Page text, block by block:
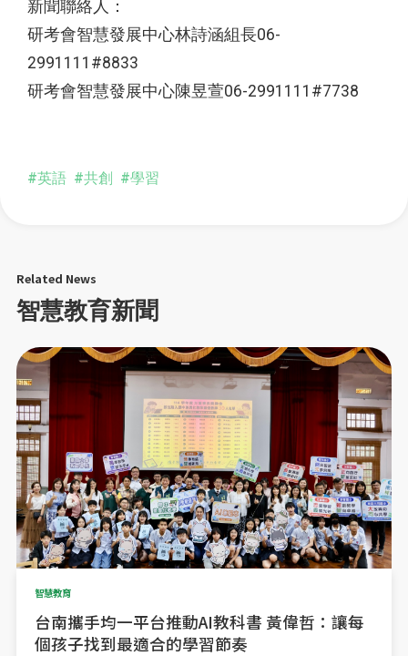
新聞聯絡人：
研考會智慧發展中心林詩涵組長06-
2991111#8833
研考會智慧發展中心陳昱萱06-2991111#7738
#英語 #共創 #學習
Related News
智慧教育新聞
台南攜手均一平台推動AI教科書 黃偉哲：讓每
個孩子找到最適合的學習節奏
智慧教育